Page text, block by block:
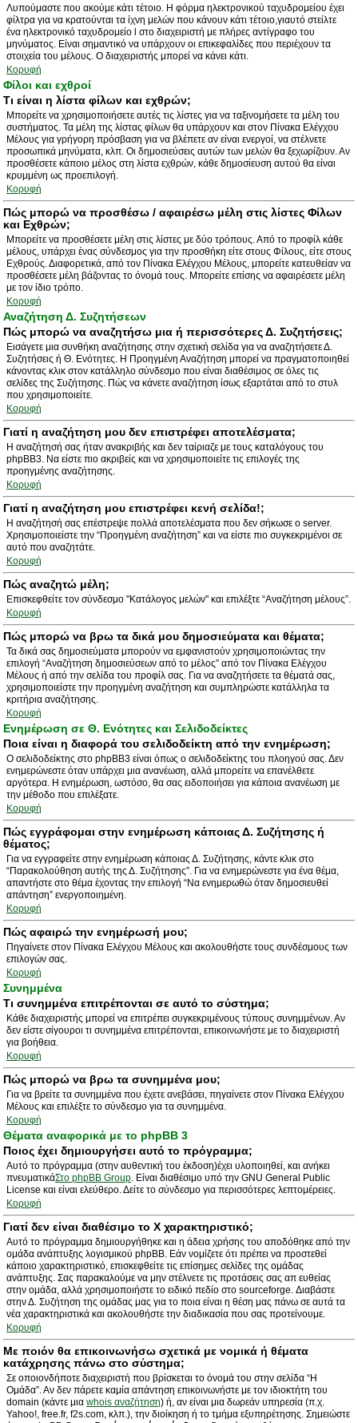
Λυπούμαστε που ακούμε κάτι τέτοιο. Η φόρμα ηλεκτρονικού ταχυδρομείου έχει
φίλτρα για να κρατούνται τα ίχνη μελών που κάνουν κάτι τέτοιο,γιαυτό στείλτε
ένα ηλεκτρονικό ταχυδρομείο l στο διαχειριστή με πλήρες αντίγραφο του
μηνύματος. Είναι σημαντικό να υπάρχουν οι επικεφαλίδες που περιέχουν τα
στοιχεία του μέλους. Ο διαχειριστής μπορεί να κάνει κάτι.
Κορυφή
Φίλοι και εχθροί
Τι είναι η λίστα φίλων και εχθρών;
Μπορείτε να χρησιμοποιήσετε αυτές τις λίστες για να ταξινομήσετε τα μέλη του
συστήματος. Τα μέλη της λίστας φίλων θα υπάρχουν και στον Πίνακα Ελέγχου
Μέλους για γρήγορη πρόσβαση για να βλέπετε αν είναι ενεργοί, να στέλνετε
προσωπικά μηνύματα, κλπ. Οι δημοσιεύσεις αυτών των μελών θα ξεχωρίζουν. Αν
προσθέσετε κάποιο μέλος στη λίστα εχθρών, κάθε δημοσίευση αυτού θα είναι
κρυμμένη ως προεπιλογή.
Κορυφή
Πώς μπορώ να προσθέσω / αφαιρέσω μέλη στις λίστες Φίλων
και Εχθρών;
Μπορείτε να προσθέσετε μέλη στις λίστες με δύο τρόπους. Από το προφίλ κάθε
μέλους, υπάρχει ένας σύνδεσμος για την προσθήκη είτε στους Φίλους, είτε στους
Εχθρούς. Διαφορετικά, από τον Πίνακα Ελέγχου Μέλους, μπορείτε κατευθείαν να
προσθέσετε μέλη βάζοντας το όνομά τους. Μπορείτε επίσης να αφαιρέσετε μέλη
με τον ίδιο τρόπο.
Κορυφή
Αναζήτηση Δ. Συζητήσεων
Πώς μπορώ να αναζητήσω μια ή περισσότερες Δ. Συζητήσεις;
Εισάγετε μια συνθήκη αναζήτησης στην σχετική σελίδα για να αναζητήσετε Δ.
Συζητήσεις ή Θ. Ενότητες. Η Προηγμένη Αναζήτηση μπορεί να πραγματοποιηθεί
κάνοντας κλικ στον κατάλληλο σύνδεσμο που είναι διαθέσιμος σε όλες τις
σελίδες της Συζήτησης. Πώς να κάνετε αναζήτηση ίσως εξαρτάται από το στυλ
που χρησιμοποιείτε.
Κορυφή
Γιατί η αναζήτηση μου δεν επιστρέφει αποτελέσματα;
Η αναζήτησή σας ήταν ανακριβής και δεν ταίριαζε με τους καταλόγους του
phpBB3. Να είστε πιο ακριβείς και να χρησιμοποιείτε τις επιλογές της
προηγμένης αναζήτησης.
Κορυφή
Γιατί η αναζήτηση μου επιστρέφει κενή σελίδα!;
Η αναζήτησή σας επέστρεψε πολλά αποτελέσματα που δεν σήκωσε ο server.
Χρησιμοποιείστε την “Προηγμένη αναζήτηση” και να είστε πιο συγκεκριμένοι σε
αυτό που αναζητάτε.
Κορυφή
Πώς αναζητώ μέλη;
Επισκεφθείτε τον σύνδεσμο "Κατάλογος μελών" και επιλέξτε “Αναζήτηση μέλους”.
Κορυφή
Πώς μπορώ να βρω τα δικά μου δημοσιεύματα και θέματα;
Τα δικά σας δημοσιεύματα μπορούν να εμφανιστούν χρησιμοποιώντας την
επιλογή “Αναζήτηση δημοσιεύσεων από το μέλος” από τον Πίνακα Ελέγχου
Μέλους ή από την σελίδα του προφίλ σας. Για να αναζητήσετε τα θέματά σας,
χρησιμοποιείστε την προηγμένη αναζήτηση και συμπληρώστε κατάλληλα τα
κριτήρια αναζήτησης.
Κορυφή
Ενημέρωση σε Θ. Ενότητες και Σελιδοδείκτες
Ποια είναι η διαφορά του σελιδοδείκτη από την ενημέρωση;
Ο σελιδοδείκτης στο phpBB3 είναι όπως ο σελιδοδείκτης του πλοηγού σας. Δεν
ενημερώνεστε όταν υπάρχει μια ανανέωση, αλλά μπορείτε να επανέλθετε
αργότερα. Η ενημέρωση, ωστόσο, θα σας ειδοποιήσει για κάποια ανανέωση με
την μέθοδο που επιλέξατε.
Κορυφή
Πώς εγγράφομαι στην ενημέρωση κάποιας Δ. Συζήτησης ή
θέματος;
Για να εγγραφείτε στην ενημέρωση κάποιας Δ. Συζήτησης, κάντε κλικ στο
“Παρακολούθηση αυτής της Δ. Συζήτησης”. Για να ενημερώνεστε για ένα θέμα,
απαντήστε στο θέμα έχοντας την επιλογή “Να ενημερωθώ όταν δημοσιευθεί
απάντηση” ενεργοποιημένη.
Κορυφή
Πώς αφαιρώ την ενημέρωσή μου;
Πηγαίνετε στον Πίνακα Ελέγχου Μέλους και ακολουθήστε τους συνδέσμους των
επιλογών σας.
Κορυφή
Συνημμένα
Τι συνημμένα επιτρέπονται σε αυτό το σύστημα;
Κάθε διαχειριστής μπορεί να επιτρέπει συγκεκριμένους τύπους συνημμένων. Αν
δεν είστε σίγουροι τι συνημμένα επιτρέπονται, επικοινωνήστε με το διαχειριστή
για βοήθεια.
Κορυφή
Πώς μπορώ να βρω τα συνημμένα μου;
Για να βρείτε τα συνημμένα που έχετε ανεβάσει, πηγαίνετε στον Πίνακα Ελέγχου
Μέλους και επιλέξτε το σύνδεσμο για τα συνημμένα.
Κορυφή
Θέματα αναφορικά με το phpBB 3
Ποιος έχει δημιουργήσει αυτό το πρόγραμμα;
Αυτό το πρόγραμμα (στην αυθεντική του έκδοση)έχει υλοποιηθεί, και ανήκει
πνευματικάΣτο phpBB Group. Είναι διαθέσιμο υπό την GNU General Public
License και είναι ελεύθερο. Δείτε το σύνδεσμο για περισσότερες λεπτομέρειες.
Κορυφή
Γιατί δεν είναι διαθέσιμο το Χ χαρακτηριστικό;
Αυτό το πρόγραμμα δημιουργήθηκε και η άδεια χρήσης του αποδόθηκε από την
ομάδα ανάπτυξης λογισμικού phpBB. Εάν νομίζετε ότι πρέπει να προστεθεί
κάποιο χαρακτηριστικό, επισκεφθείτε τις επίσημες σελίδες της ομάδας
ανάπτυξης. Σας παρακαλούμε να μην στέλνετε τις προτάσεις σας απ ευθείας
στην ομάδα, αλλά χρησιμοποιήστε το ειδικό πεδίο στο sourceforge. Διαβάστε
στην Δ. Συζήτηση της ομάδας μας για το ποια είναι η θέση μας πάνω σε αυτά τα
νέα χαρακτηριστικά και ακολουθήστε την διαδικασία που σας προτείνουμε.
Κορυφή
Με ποιόν θα επικοινωνήσω σχετικά με νομικά ή θέματα
κατάχρησης πάνω στο σύστημα;
Σε οποιονδήποτε διαχειριστή που βρίσκεται το όνομά του στην σελίδα “Η
Ομάδα”. Αν δεν πάρετε καμία απάντηση επικοινωνήστε με τον ιδιοκτήτη του
domain (κάντε μια whois αναζήτηση) ή, αν είναι μια δωρεάν υπηρεσία (π.χ.
Yahoo!, free.fr, f2s.com, κλπ.), την διοίκηση ή το τμήμα εξυπηρέτησης. Σημειώστε